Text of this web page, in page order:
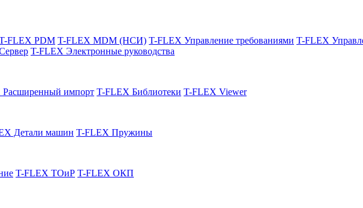
FLEX PDM T-FLEX MDM (НСИ) T-FLEX Управление требованиями T-FLEX
T-FLEX Электронные руководства
Расширенный импорт T-FLEX Библиотеки T-FLEX Viewer
Детали машин T-FLEX Пружины
T-FLEX ТОиР T-FLEX ОКП